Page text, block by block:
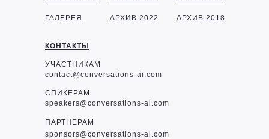
КОНТАКТЫ
УЧАСТНИКАМ
contact@conversations-ai.com
СПИКЕРАМ
speakers@conversations-ai.com
ПАРТНЕРАМ
sponsors@conversations-ai.com
ГАЛЕРЕЯ АРХИВ 2022 АРХИВ 2018